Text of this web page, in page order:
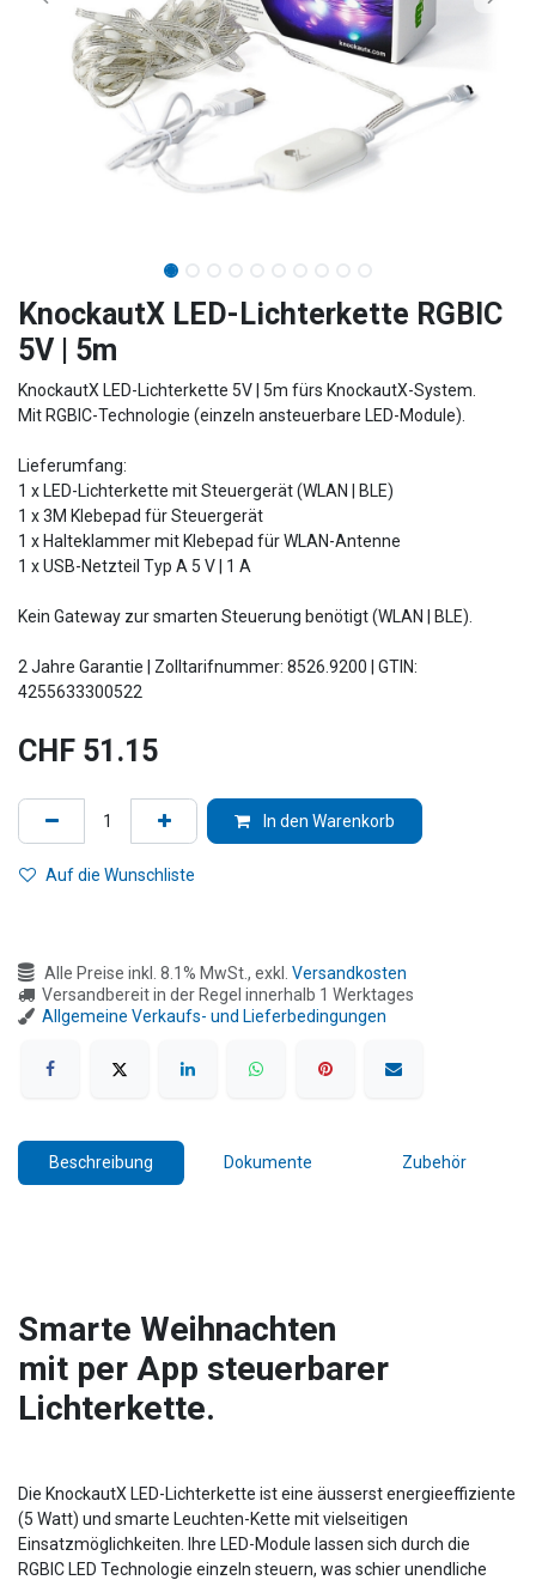
​​​​​​​​​​​​KnockautX LED-Lichterkette RGBIC
5V | 5m
KnockautX LED-Lichterkette 5V | 5m fürs KnockautX-System.
Mit RGBIC-Technologie (einzeln ansteuerbare LED-Module).
Lieferumfang:
1 x LED-Lichterkette mit Steuergerät (WLAN | BLE)
1 x 3M Klebepad für Steuergerät
1 x Halteklammer mit Klebepad für WLAN-Antenne
1 x USB-Netzteil Typ A 5 V | 1 A
Kein Gateway zur smarten Steuerung benötigt (WLAN | BLE).
2 Jahre Garantie | Zolltarifnummer: 8526.9200 | GTIN:
4255633300522
CHF 51.15
In den Warenkorb
Auf die Wunschliste
Alle Preise inkl. 8.1% MwSt., exkl. Versandkosten
Versandbereit in der Regel innerhalb 1 Werktages
Allgemeine Verkaufs- und Lieferbedingungen
Beschreibung Dokumente Zubehör
Smarte Weihnachten
mit per App steuerbarer
Lichterkette.
Die KnockautX LED-Lichterkette ist eine äusserst energieeffiziente
(5 Watt) und smarte Leuchten-Kette mit vielseitigen
Einsatzmöglichkeiten. Ihre LED-Module lassen sich durch die
RGBIC LED Technologie einzeln steuern, was schier unendliche